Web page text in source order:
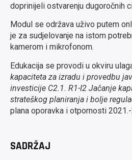
doprinijeli ostvarenju dugoročnih
Modul se održava uživo putem
je za sudjelovanje na istom
kamerom i mikrofonom.
Edukacija se provodi u okviru
kapaciteta za izradu i provedbu
investicije C2.1. R1-I2 Jačanje
strateškog planiranja i bolje
plana oporavka i otpornosti
SADRŽAJ